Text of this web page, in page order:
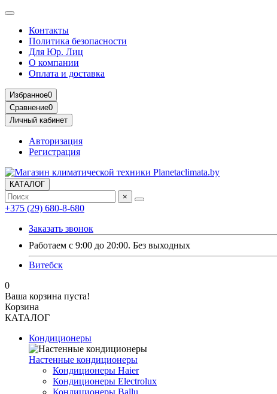
Контакты
Политика безопасности
Для Юр. Лиц
О компании
Оплата и доставка
Избранное0
Сравнение0
Личный кабинет
Авторизация
Регистрация
КАТАЛОГ
×
+375 (29) 680-8-680
Заказать звонок
Работаем с 9:00 до 20:00. Без выходных
Витебск
0
Ваша корзина пуста!
Корзина
КАТАЛОГ
Кондиционеры
Настенные кондиционеры
Кондиционеры Haier
Кондиционеры Electrolux
Кондиционеры Ballu